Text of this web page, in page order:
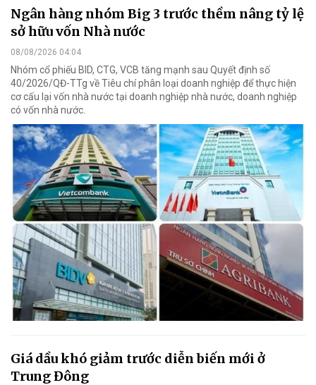
Ngân hàng nhóm Big 3 trước thềm nâng tỷ lệ
sở hữu vốn Nhà nước
08/08/2026 04:04
Nhóm cổ phiếu BID, CTG, VCB tăng mạnh sau Quyết định số
40/2026/QĐ-TTg về Tiêu chí phân loại doanh nghiệp để thực hiện
cơ cấu lại vốn nhà nước tại doanh nghiệp nhà nước, doanh nghiệp
có vốn nhà nước.
Giá dầu khó giảm trước diễn biến mới ở
Trung Đông